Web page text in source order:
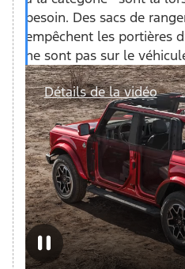
besoin. Des sacs de
empêchent les portières
ne sont pas sur le
Détails de la vidéo